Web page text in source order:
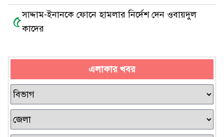
৫সাদ্দাম-ইনানকে ফোনে হামলার নির্দেশ দেন ওবায়দুল
কাদের
এলাকার খবর